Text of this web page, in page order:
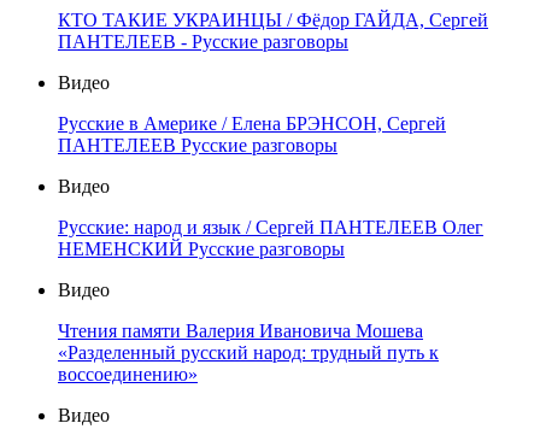
КТО ТАКИЕ УКРАИНЦЫ / Фёдор ГАЙДА, Сергей
ПАНТЕЛЕЕВ - Русские разговоры
Видео
Русские в Америке / Елена БРЭНСОН, Сергей
ПАНТЕЛЕЕВ Русские разговоры
Видео
Русские: народ и язык / Сергей ПАНТЕЛЕЕВ Олег
НЕМЕНСКИЙ Русские разговоры
Видео
Чтения памяти Валерия Ивановича Мошева
«Разделенный русский народ: трудный путь к
воссоединению»
Видео